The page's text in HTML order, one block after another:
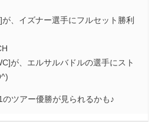
、イズナー選手にフルセット勝利
が、エルサルバドルの選手にスト
ツアー優勝が見られるかも♪